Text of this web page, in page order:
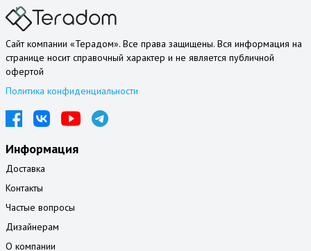
Сайт компании «Терадом». Все права защищены. Вся информация на
странице носит справочный характер и не является публичной
офертой
Политика конфиденциальности
Информация
Доставка
Контакты
Частые вопросы
Дизайнерам
О компании